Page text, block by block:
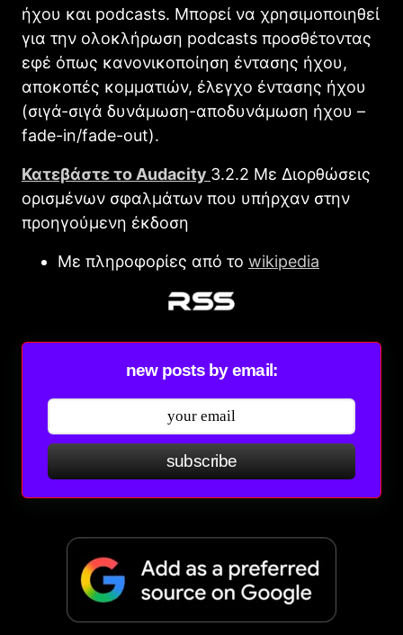
ήχου και podcasts. Μπορεί να χρησιμοποιηθεί
για την ολοκλήρωση podcasts προσθέτοντας
εφέ όπως κανονικοποίηση έντασης ήχου,
αποκοπές κομματιών, έλεγχο έντασης ήχου
(σιγά-σιγά δυνάμωση-αποδυνάμωση ήχου –
fade-in/fade-out).
Κατεβάστε το Audacity 3.2.2 Με Διορθώσεις
ορισμένων σφαλμάτων που υπήρχαν στην
προηγούμενη έκδοση
Με πληροφορίες από το wikipedia
new posts by email:
subscribe